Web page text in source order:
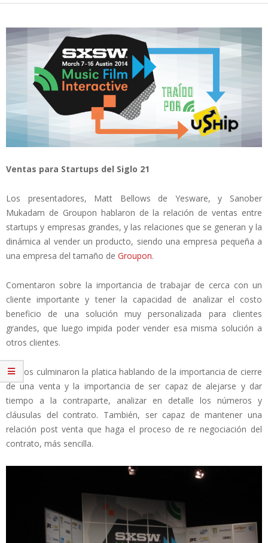
Ventas para Startups del Siglo 21
Los presentadores, Matt Bellows de Yesware, y Sanober
Mukadam de Groupon hablaron de la relación de ventas entre
startups y empresas grandes, y las relaciones que se generan y la
dinámica al vender un producto, siendo una empresa pequeña a
una empresa del tamaño de Groupon.
Comentaron sobre la importancia de trabajar de cerca con un
cliente importante y tener la capacidad de analizar el costo
beneficio de una solución muy personalizada para clientes
grandes, que luego impida poder vender esa misma solución a
otros clientes.
Ambos culminaron la platica hablando de la importancia de cierre
de una venta y la importancia de ser capaz de alejarse y dar
tiempo a la contraparte, analizar en detalle los números y
cláusulas del contrato. También, ser capaz de mantener una
relación post venta que haga el proceso de re negociación del
contrato, más sencilla.